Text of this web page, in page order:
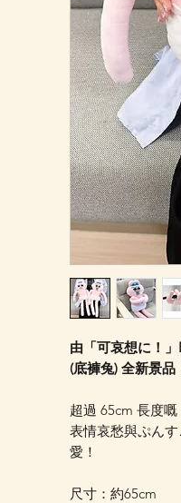
由「可哀想に！
(底褲兔) 全新景品
超過 65cm 長度
表情哀愁與ぷん
愛！
尺寸：約65cm